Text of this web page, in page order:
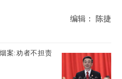
编辑： 陈捷
案:劝者不担责